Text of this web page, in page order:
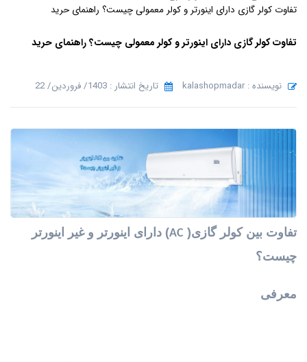
تفاوت کولر گازی دارای اینورتر و کولر معمولی چیست؟ راهنمای حرید
تفاوت کولر گازی دارای اینورتر و کولر معمولی چیست؟ راهنمای حرید
نویسنده : kalashopmadar تاریخ انتشار : 1403/ فروردین/ 22
تفاوت بین کولر گازی( AC) دارای اینورتر و غیر اینورتر
چیست؟
معرفی